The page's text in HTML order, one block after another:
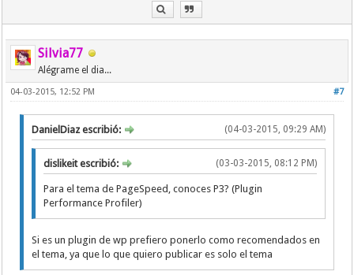
Silvia77
Alégrame el dia...
#7
04-03-2015, 12:52 PM
(04-03-2015, 09:29 AM)
DanielDiaz escribió:
(03-03-2015, 08:12 PM)
dislikeit escribió:
Para el tema de PageSpeed, conoces P3? (Plugin
Performance Profiler)
Si es un plugin de wp prefiero ponerlo como recomendados en
el tema, ya que lo que quiero publicar es solo el tema